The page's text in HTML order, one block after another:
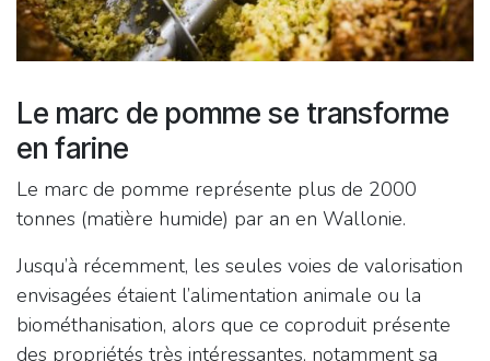
Le marc de pomme se transforme
en farine
Le marc de pomme représente plus de 2000
tonnes (matière humide) par an en Wallonie.
Jusqu’à récemment, les seules voies de valorisation
envisagées étaient l’alimentation animale ou la
biométhanisation, alors que ce coproduit présente
des propriétés très intéressantes, notamment sa